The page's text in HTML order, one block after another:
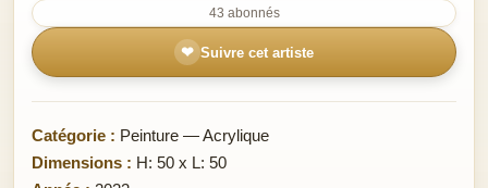
43 abonnés
❤ Suivre cet artiste
Catégorie : Peinture — Acrylique
Dimensions : H: 50 x L: 50